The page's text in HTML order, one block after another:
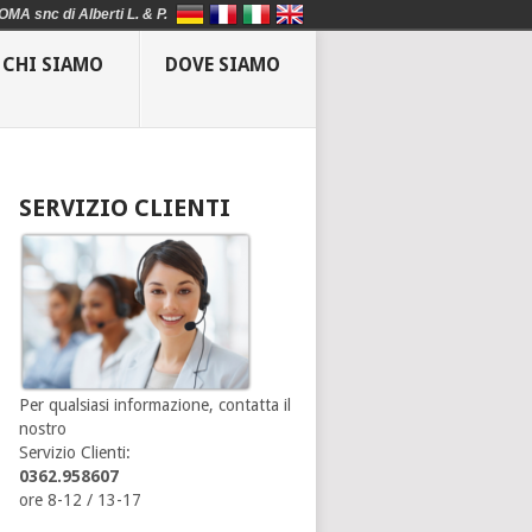
CHI SIAMO DOVE SIAMO
SERVIZIO CLIENTI
Per qualsiasi informazione, contatta il
nostro
Servizio Clienti:
0362.958607
ore 8-12 / 13-17
snc di Alberti L. & P.